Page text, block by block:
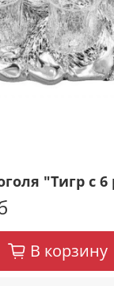
"Тигр с
В корзину